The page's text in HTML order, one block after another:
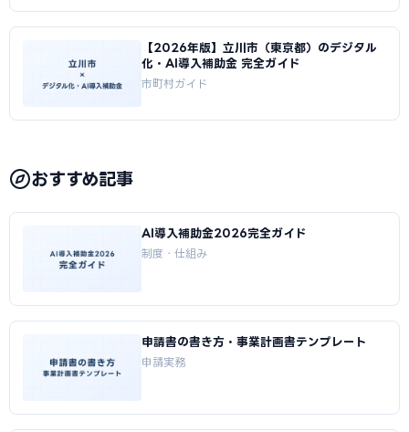
【2026年版】立川市（東京都）のデジタル
化・AI導入補助金 完全ガイド
市町村ガイド
おすすめ記事
AI導入補助金2026完全ガイド
制度・仕組み
申請書の書き方・事業計画書テンプレート
申請実務